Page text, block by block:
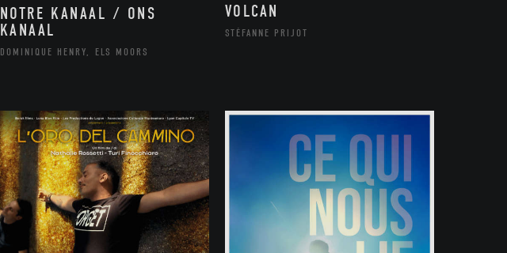
NOTRE KANAAL / ONS
KANAAL
DOMINIQUE HENRY, ELS MOORS
VOLCAN
STÉFANNE PRIJOT